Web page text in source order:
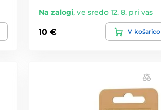
Na zalogi, ve sredo 12. 8. pri vas
10 € V košarico